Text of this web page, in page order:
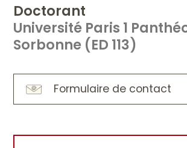
Doctorant
Université Paris 1
Sorbonne (ED 113)
Formulaire de contact